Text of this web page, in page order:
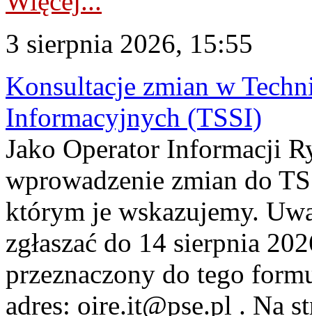
3 sierpnia 2026, 15:55
Konsultacje zmian w
Informacyjnych (TSSI)
Jako Operator Informacji
wprowadzenie zmian do
którym je wskazujemy.
zgłaszać do 14 sierpnia
przeznaczony do tego
adres: oire.it@pse.pl . Na